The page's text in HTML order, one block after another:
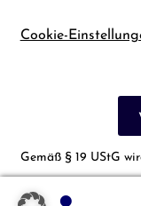
Cookie-
Gemäß § 19 UStG